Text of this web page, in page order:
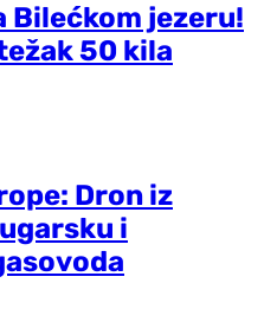
Bilećkom jezeru!
50 kila
Dron iz
i